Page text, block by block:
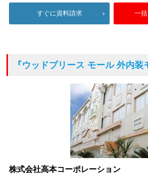
すぐに資料請求 一
『ウッドブリース モール 外内装
株式会社高本コーポレーション